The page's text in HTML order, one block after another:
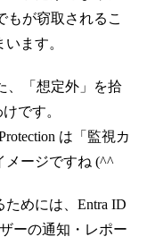
もが窃取されるこ
ます。
、「想定外」を拾
です。
は「監視カ
メージですね (^^
めには、Entra ID
ーの通知・レポー